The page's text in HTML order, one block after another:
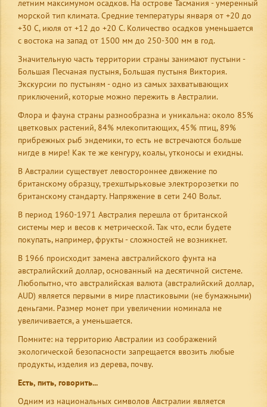
летним максимумом осадков. На острове Тасмания - умеренный
морской тип климата. Средние температуры января от +20 до
+30 C, июля от +12 до +20 C. Количество осадков уменьшается
с востока на запад от 1500 мм до 250-300 мм в год.
Значительную часть территории страны занимают пустыни -
Большая Песчаная пустыня, Большая пустыня Виктория.
Экскурсии по пустыням - одно из самых захватывающих
приключений, которые можно пережить в Австралии.
Флора и фауна страны разнообразна и уникальна: около 85%
цветковых растений, 84% млекопитающих, 45% птиц, 89%
прибрежных рыб эндемики, то есть не встречаются больше
нигде в мире! Как те же кенгуру, коалы, утконосы и ехидны.
В Австралии существует левостороннее движение по
британскому образцу, трехштырьковые электророзетки по
британскому стандарту. Напряжение в сети 240 Вольт.
В период 1960-1971 Австралия перешла от британской
системы мер и весов к метрической. Так что, если будете
покупать, например, фрукты - сложностей не возникнет.
В 1966 происходит замена австралийского фунта на
австралийский доллар, основанный на десятичной системе.
Любопытно, что австралийская валюта (австралийский доллар,
AUD) является первыми в мире пластиковыми (не бумажными)
деньгами. Размер монет при увеличении номинала не
увеличивается, а уменьшается.
Помните: на территорию Австралии из соображений
экологической безопасности запрещается ввозить любые
продукты, изделия из дерева, почву.
Есть, пить, говорить...
Одним из национальных символов Австралии является